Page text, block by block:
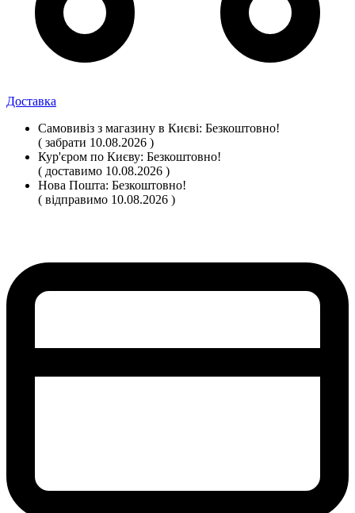
Доставка
Самовивіз з магазину в Києві: Безкоштовно!
( забрати 10.08.2026 )
Кур'єром по Києву: Безкоштовно!
( доставимо 10.08.2026 )
Нова Пошта: Безкоштовно!
( відправимо 10.08.2026 )